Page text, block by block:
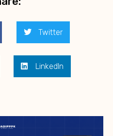
Twitter
LinkedIn